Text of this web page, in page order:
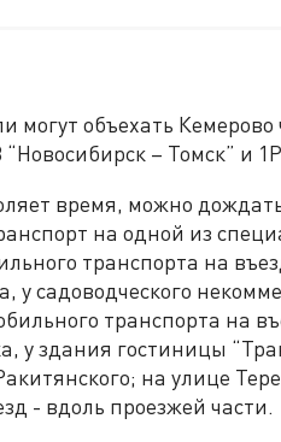
могут объехать Кемерово
– Томск” и
время, можно
на одной из
транспорта на
у садоводческого
транспорта на
у здания гостиницы
на улице
- вдоль проезжей части.